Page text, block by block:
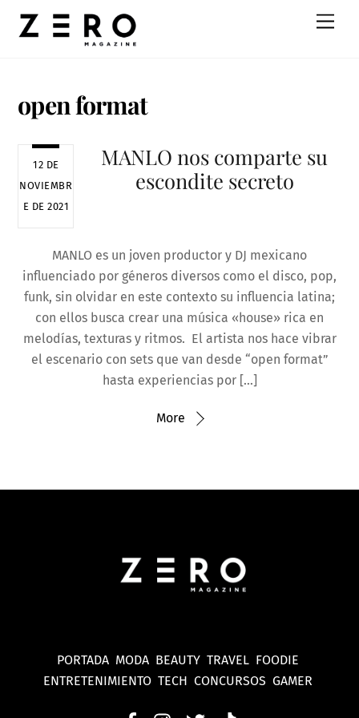
open format
12 DE
NOVIEMBR
E DE 2021
MANLO nos comparte su
escondite secreto
MANLO es un joven productor y DJ mexicano
influenciado por géneros diversos como el disco, pop,
funk, sin olvidar en este contexto su influencia latina;
con ellos busca crear una música «house» rica en
melodías, texturas y ritmos. El artista nos hace vibrar
el escenario con sets que van desde “open format”
hasta experiencias por […]
More
PORTADA MODA BEAUTY TRAVEL FOODIE
ENTRETENIMIENTO TECH CONCURSOS GAMER